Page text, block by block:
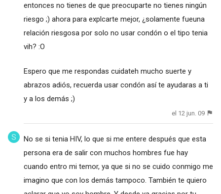
entonces no tienes de que preocuparte no tienes ningún
riesgo ;) ahora para explcarte mejor, ¿solamente fueuna
relación riesgosa por solo no usar condón o el tipo tenia
vih? :O
Espero que me respondas cuidateh mucho suerte y
abrazos adiós, recuerda usar condón así te ayudaras a ti
y a los demás ;)
el 12 jun. 09
No se si tenia HIV, lo que si me entere después que esta
persona era de salir con muchos hombres fue hay
cuando entro mi temor, ya que si no se cuido conmigo me
imagino que con los demás tampoco. También te quiero